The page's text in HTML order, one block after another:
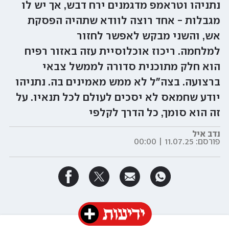
נתניהו וטראמפ מדגמנים ירח דבש, אך יש לו
מגבלות - אחד רוצה לוודא שתהיה הפסקת
אש, והשני מבקש לאפשר לחזור
למלחמה. ריכוז אוכלוסיית עזה באזור רפיח
הוא חלק מתוכנית סדורה לממשל צבאי
ברצועה. בצה"ל לא ממש מאמינים בה. נתניהו
יודע שחמאס לא יסכים לעולם לכל תנאיו. על
זה הוא סומך, כל הדרך לקלפי
נדב איל
פורסם: 11.07.25 | 00:00